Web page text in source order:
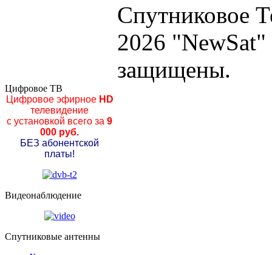
Спутниковое
2026
защищены.
Цифровое ТВ
Цифровое эфирноеHD
телевидение
с установкой всего за 9
000 руб.
БЕЗ абонентской
платы!
Видеонаблюдение
Спутниковые антенны